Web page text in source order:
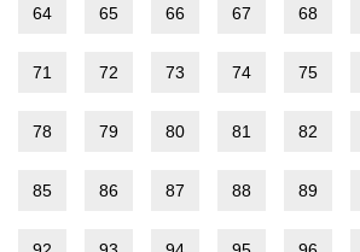
64 65 66 67 68
71 72 73 74 75
78 79 80 81 82
85 86 87 88 89